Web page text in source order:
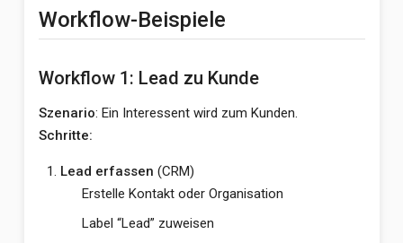
Workflow-Beispiele
Workflow 1: Lead zu Kunde
Szenario: Ein Interessent wird zum Kunden.
Schritte:
Lead erfassen (CRM)
Erstelle Kontakt oder Organisation
Label “Lead” zuweisen